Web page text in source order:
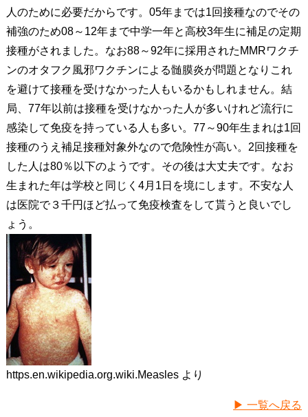
人のために必要だからです。05年までは1回接種なのでその
補強のため08～12年まで中学一年と高校3年生に補足の定期
接種がされました。なお88～92年に採用されたMMRワクチ
ンのオタフク風邪ワクチンによる髄膜炎が問題となりこれ
を避けて接種を受けなかった人もいるかもしれません。結
局、77年以前は接種を受けなかった人が多いけれど流行に
感染して免疫を持っている人も多い。77～90年生まれは1回
接種のうえ補足接種対象外なので危険性が高い。2回接種を
した人は80％以下のようです。その後は大丈夫です。なお
生まれた年は学校と同じく4月1日を境にします。不安な人
は医院で３千円ほど払って免疫検査をして貰うと良いでし
ょう。
https.en.wikipedia.org.wiki.Measles より
▶ 一覧へ戻る